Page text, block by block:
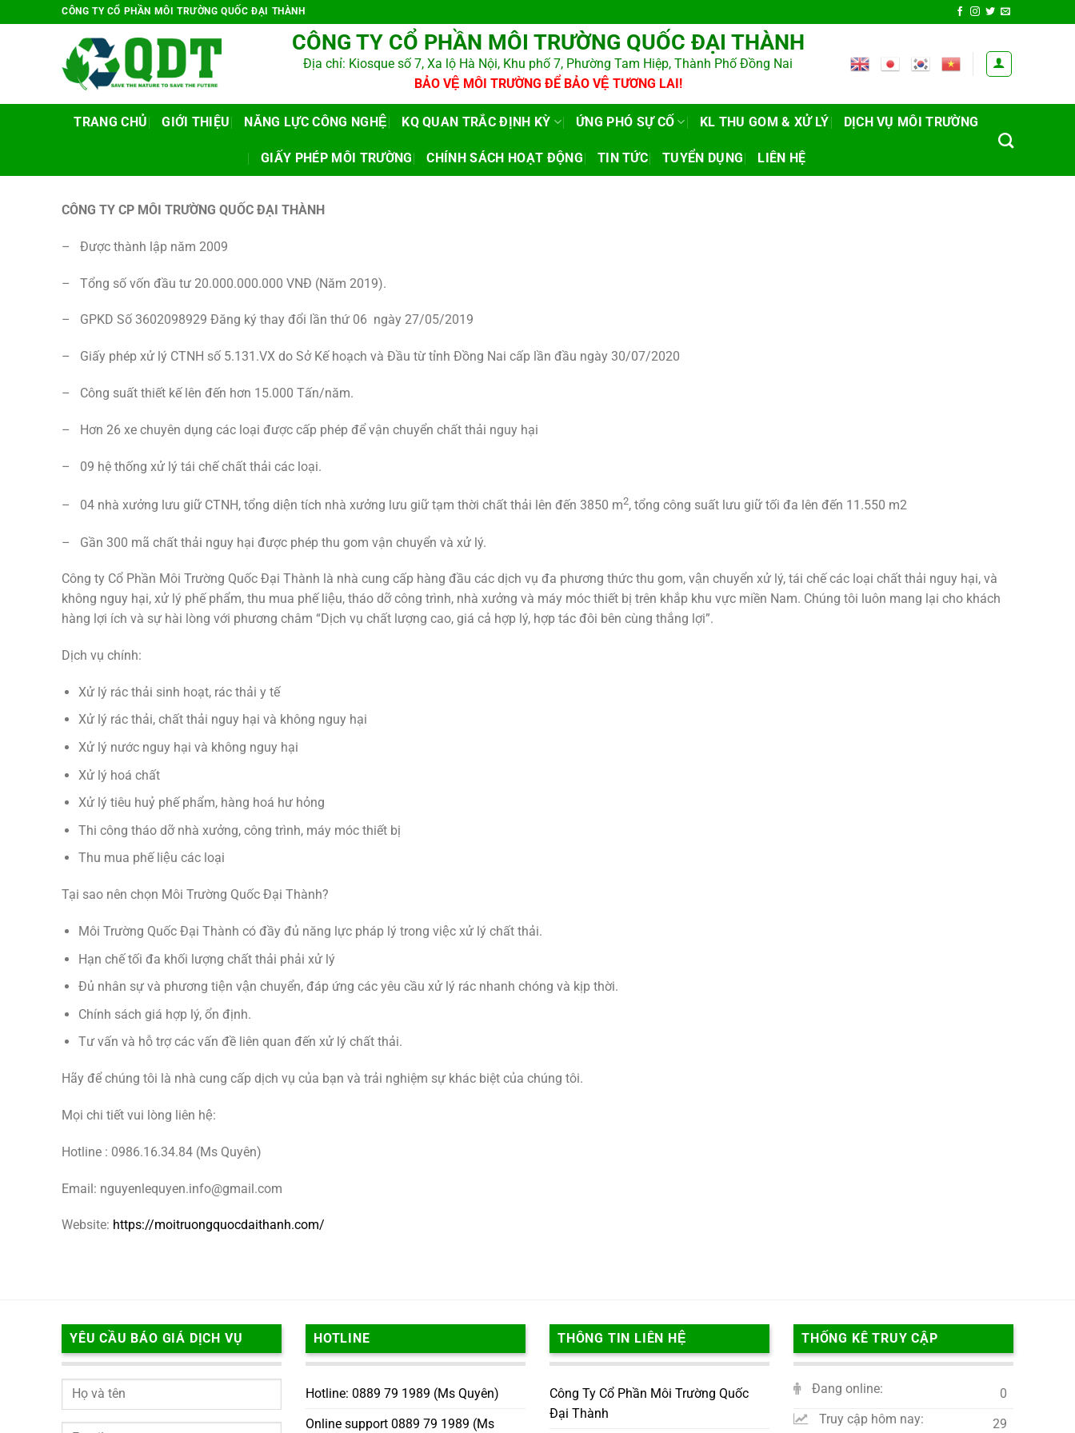
đến
CÔNG TY CỔ PHẦN MÔI TRƯỜNG QUỐC ĐẠI THÀNH
CÔNG TY CỔ PHẦN MÔI TRƯỜNG QUỐC ĐẠI THÀNH
Địa chỉ: Kiosque số 7, Xa lộ Hà Nội, Khu phố 7, Phường Tam Hiệp, Thành Phố Đồng Nai
BẢO VỆ MÔI TRƯỜNG ĐỂ BẢO VỆ TƯƠNG LAI!
TRANG CHỦ GIỚI THIỆU NĂNG LỰC CÔNG NGHỆ KQ QUAN TRẮC ĐỊNH KỲ ỨNG PHÓ SỰ CỐ KL THU GOM & XỬ LÝ DỊCH VỤ MÔI TRƯỜNG
GIẤY PHÉP MÔI TRƯỜNG CHÍNH SÁCH HOẠT ĐỘNG TIN TỨC TUYỂN DỤNG LIÊN HỆ
CÔNG TY CP MÔI TRƯỜNG QUỐC ĐẠI THÀNH
– Được thành lập năm 2009
– Tổng số vốn đầu tư 20.000.000.000 VNĐ (Năm 2019).
– GPKD Số 3602098929 Đăng ký thay đổi lần thứ 06 ngày 27/05/2019
– Giấy phép xử lý CTNH số 5.131.VX do Sở Kế hoạch và Đầu từ tỉnh Đồng Nai cấp lần đầu ngày 30/07/2020
– Công suất thiết kế lên đến hơn 15.000 Tấn/năm.
– Hơn 26 xe chuyên dụng các loại được cấp phép để vận chuyển chất thải nguy hại
– 09 hệ thống xử lý tái chế chất thải các loại.
– 04 nhà xưởng lưu giữ CTNH, tổng diện tích nhà xưởng lưu giữ tạm thời chất thải lên đến 3850 m2, tổng công suất lưu giữ tối đa lên đến 11.550 m2
– Gần 300 mã chất thải nguy hại được phép thu gom vận chuyển và xử lý.
Công ty Cổ Phần Môi Trường Quốc Đại Thành là nhà cung cấp hàng đầu các dịch vụ đa phương thức thu gom, vận chuyển xử lý, tái chế các loại chất thải nguy hại, và
không nguy hại, xử lý phế phẩm, thu mua phế liệu, tháo dỡ công trình, nhà xưởng và máy móc thiết bị trên khắp khu vực miền Nam. Chúng tôi luôn mang lại cho khách
hàng lợi ích và sự hài lòng với phương châm “Dịch vụ chất lượng cao, giá cả hợp lý, hợp tác đôi bên cùng thắng lợi”.
Dịch vụ chính:
Xử lý rác thải sinh hoạt, rác thải y tế
Xử lý rác thải, chất thải nguy hại và không nguy hại
Xử lý nước nguy hại và không nguy hại
Xử lý hoá chất
Xử lý tiêu huỷ phế phẩm, hàng hoá hư hỏng
Thi công tháo dỡ nhà xưởng, công trình, máy móc thiết bị
Thu mua phế liệu các loại
Tại sao nên chọn Môi Trường Quốc Đại Thành?
Môi Trường Quốc Đại Thành có đầy đủ năng lực pháp lý trong việc xử lý chất thải.
Hạn chế tối đa khối lượng chất thải phải xử lý
Đủ nhân sự và phương tiện vận chuyển, đáp ứng các yêu cầu xử lý rác nhanh chóng và kịp thời.
Chính sách giá hợp lý, ổn định.
Tư vấn và hỗ trợ các vấn đề liên quan đến xử lý chất thải.
Hãy để chúng tôi là nhà cung cấp dịch vụ của bạn và trải nghiệm sự khác biệt của chúng tôi.
Mọi chi tiết vui lòng liên hệ:
Hotline : 0986.16.34.84 (Ms Quyên)
Email: nguyenlequyen.info@gmail.com
Website: https://moitruongquocdaithanh.com/
YÊU CẦU BÁO GIÁ DỊCH VỤ HOTLINE
Hotline: 0889 79 1989 (Ms Quyên)
Online support 0889 79 1989 (Ms
THÔNG TIN LIÊN HỆ
Công Ty Cổ Phần Môi Trường Quốc
Đại Thành
THỐNG KÊ TRUY CẬP
0
Đang online:
29
Truy cập hôm nay: